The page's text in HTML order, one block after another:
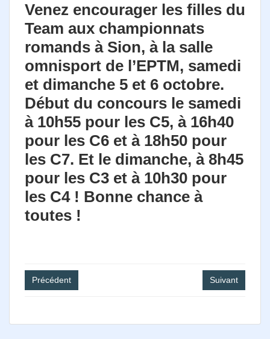
Venez encourager les filles du
Team aux championnats
romands à Sion, à la salle
omnisport de l’EPTM, samedi
et dimanche 5 et 6 octobre.
Début du concours le samedi
à 10h55 pour les C5, à 16h40
pour les C6 et à 18h50 pour
les C7. Et le dimanche, à 8h45
pour les C3 et à 10h30 pour
les C4 ! Bonne chance à
toutes !
Navigation
de
Précédent Suivant
Inscription
Comité
Documents
Photos
Médias
Contact